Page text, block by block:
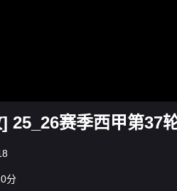
25_26赛季西甲第37
分